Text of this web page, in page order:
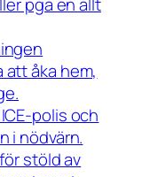
att åka hem,
polis och
i nödvärn.
stöld av